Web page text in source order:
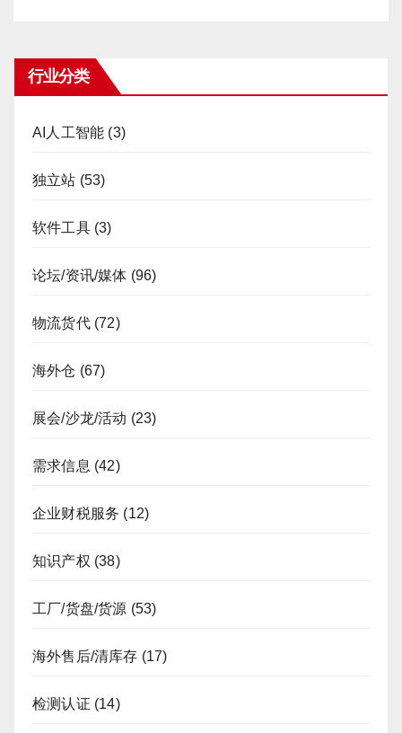
行业分类
AI人工智能 (3)
独立站 (53)
软件工具(3)
论坛/资讯/媒体 (96)
物流货代(72)
海外仓 (67)
展会/沙龙/活动 (23)
需求信息 (42)
企业财税服务 (12)
知识产权 (38)
工厂/货盘/货源 (53)
海外售后/清库存 (17)
检测认证 (14)